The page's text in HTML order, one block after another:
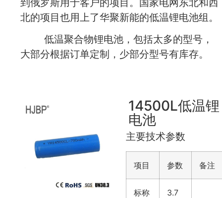
北的项目也用上了华聚新能的低温锂电池组。
低温聚合物锂电池，包括太多的型号，
大部分根据订单定制，少部分型号有库存。
14500L低温锂
电池
主要技术参数
项目 参数 备注
标称
3.7